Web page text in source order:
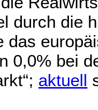
durch die
das
0,0% bei
aktuell